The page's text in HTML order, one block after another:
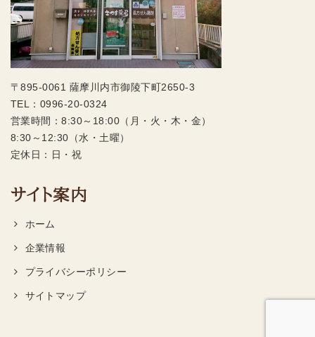
〒895-0061 薩摩川内市御陵下町2650-3
TEL： 0996-20-0324
営業時間：8:30～18:00（月・火・木・金）
8:30～12:30（水・土曜）
定休日：日・祝
サイト案内
ホーム
企業情報
プライバシーポリシー
サイトマップ